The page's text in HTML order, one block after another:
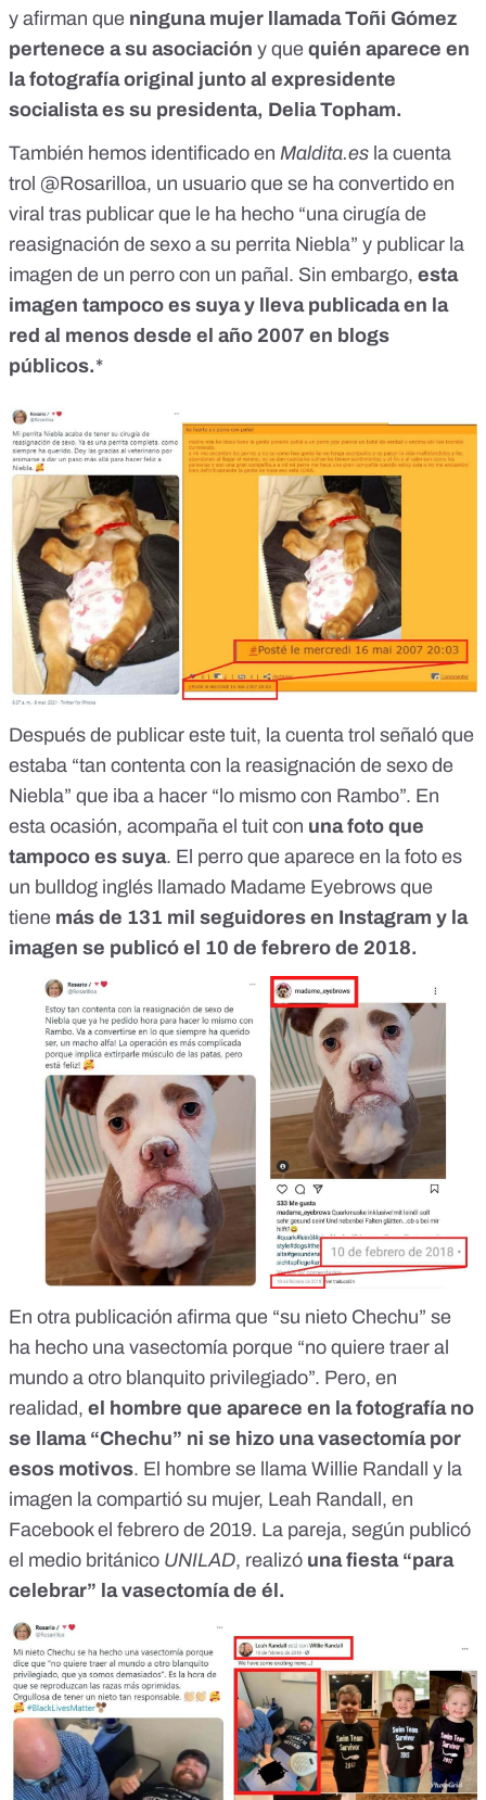
y afirman que ninguna mujer llamada Toñi Gómez
pertenece a su asociación y que quién aparece en
la fotografía original junto al expresidente
socialista es su presidenta, Delia Topham.
También hemos identificado en Maldita.es la cuenta
trol @Rosarilloa, un usuario que se ha convertido en
viral tras publicar que le ha hecho “una cirugía de
reasignación de sexo a su perrita Niebla” y publicar la
imagen de un perro con un pañal. Sin embargo, esta
imagen tampoco es suya y lleva publicada en la
red al menos desde el año 2007 en blogs
públicos.*
Después de publicar este tuit, la cuenta trol señaló que
estaba “tan contenta con la reasignación de sexo de
Niebla” que iba a hacer “lo mismo con Rambo”. En
esta ocasión, acompaña el tuit con una foto que
tampoco es suya. El perro que aparece en la foto es
un bulldog inglés llamado Madame Eyebrows que
tiene más de 131 mil seguidores en Instagram y la
imagen se publicó el 10 de febrero de 2018.
En otra publicación afirma que “su nieto Chechu” se
ha hecho una vasectomía porque “no quiere traer al
mundo a otro blanquito privilegiado”. Pero, en
realidad, el hombre que aparece en la fotografía no
se llama “Chechu” ni se hizo una vasectomía por
esos motivos. El hombre se llama Willie Randall y la
imagen la compartió su mujer, Leah Randall, en
Facebook el febrero de 2019. La pareja, según publicó
el medio británico UNILAD, realizó una fiesta “para
celebrar” la vasectomía de él.